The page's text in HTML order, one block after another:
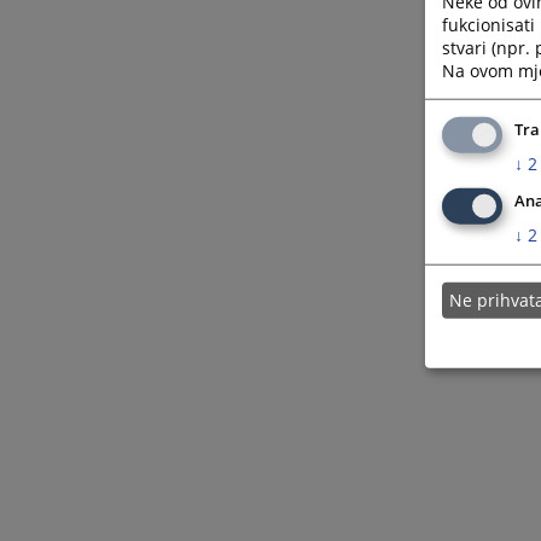
fukcionisati
stvari (npr.
Na ovom
↓ 2
↓ 2
Ne